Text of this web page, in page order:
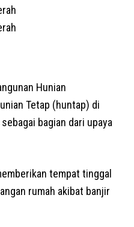
Hunian
Tetap (huntap) di
bagian dari upaya
tempat tinggal
rumah akibat banjir